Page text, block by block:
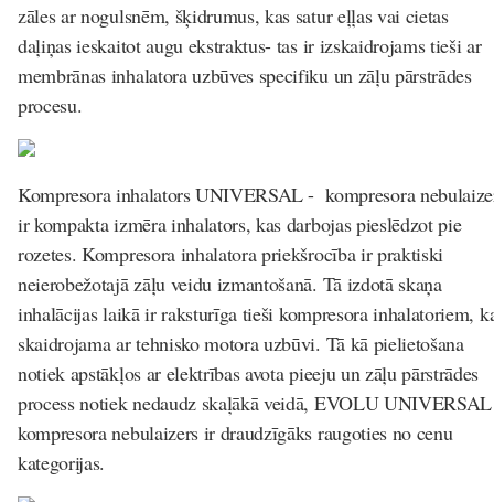
zāles ar nogulsnēm, šķidrumus, kas satur eļļas vai cietas
daļiņas ieskaitot augu ekstraktus- tas ir izskaidrojams tieši ar
membrānas inhalatora uzbūves specifiku un zāļu pārstrādes
procesu.
Kompresora inhalators UNIVERSAL -kompresora
ir kompakta izmēra inhalators, kas darbojas pieslēdzot pie
rozetes. Kompresora inhalatora priekšrocība ir praktiski
neierobežotajā zāļu veidu izmantošanā. Tā izdotā skaņa
inhalācijas laikā ir raksturīga tieši kompresora inhalatoriem,
skaidrojama ar tehnisko motora uzbūvi. Tā kā pielietošana
notiek apstākļos ar elektrības avota pieeju un zāļu pārstrādes
process notiek nedaudz skaļākā veidā, EVOLU UNIVERSAL
kompresora nebulaizers ir draudzīgāks raugoties no cenu
kategorijas.